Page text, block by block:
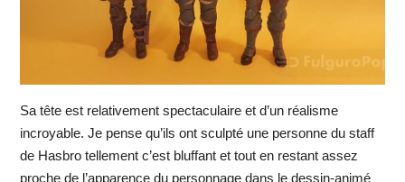
Sa tête est relativement spectaculaire et d’un réalisme
incroyable. Je pense qu’ils ont sculpté une personne du staff
de Hasbro tellement c’est bluffant et tout en restant assez
proche de l’apparence du personnage dans le dessin-animé